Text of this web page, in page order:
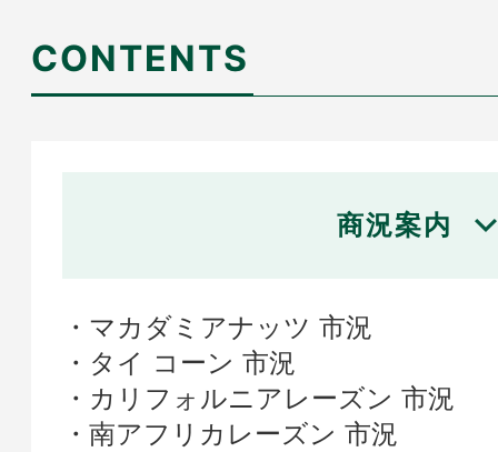
CONTENTS
商況案内
マカダミアナッツ 市況
タイ コーン 市況
カリフォルニアレーズン 市況
南アフリカレーズン 市況